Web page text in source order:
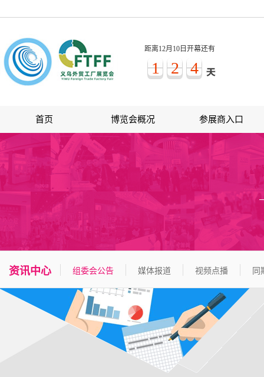
距离12月10日开幕还有
1 2 4
首页 博览会概况 参展商入口
资讯中心 组委会公告 媒体报道 视频点播 同